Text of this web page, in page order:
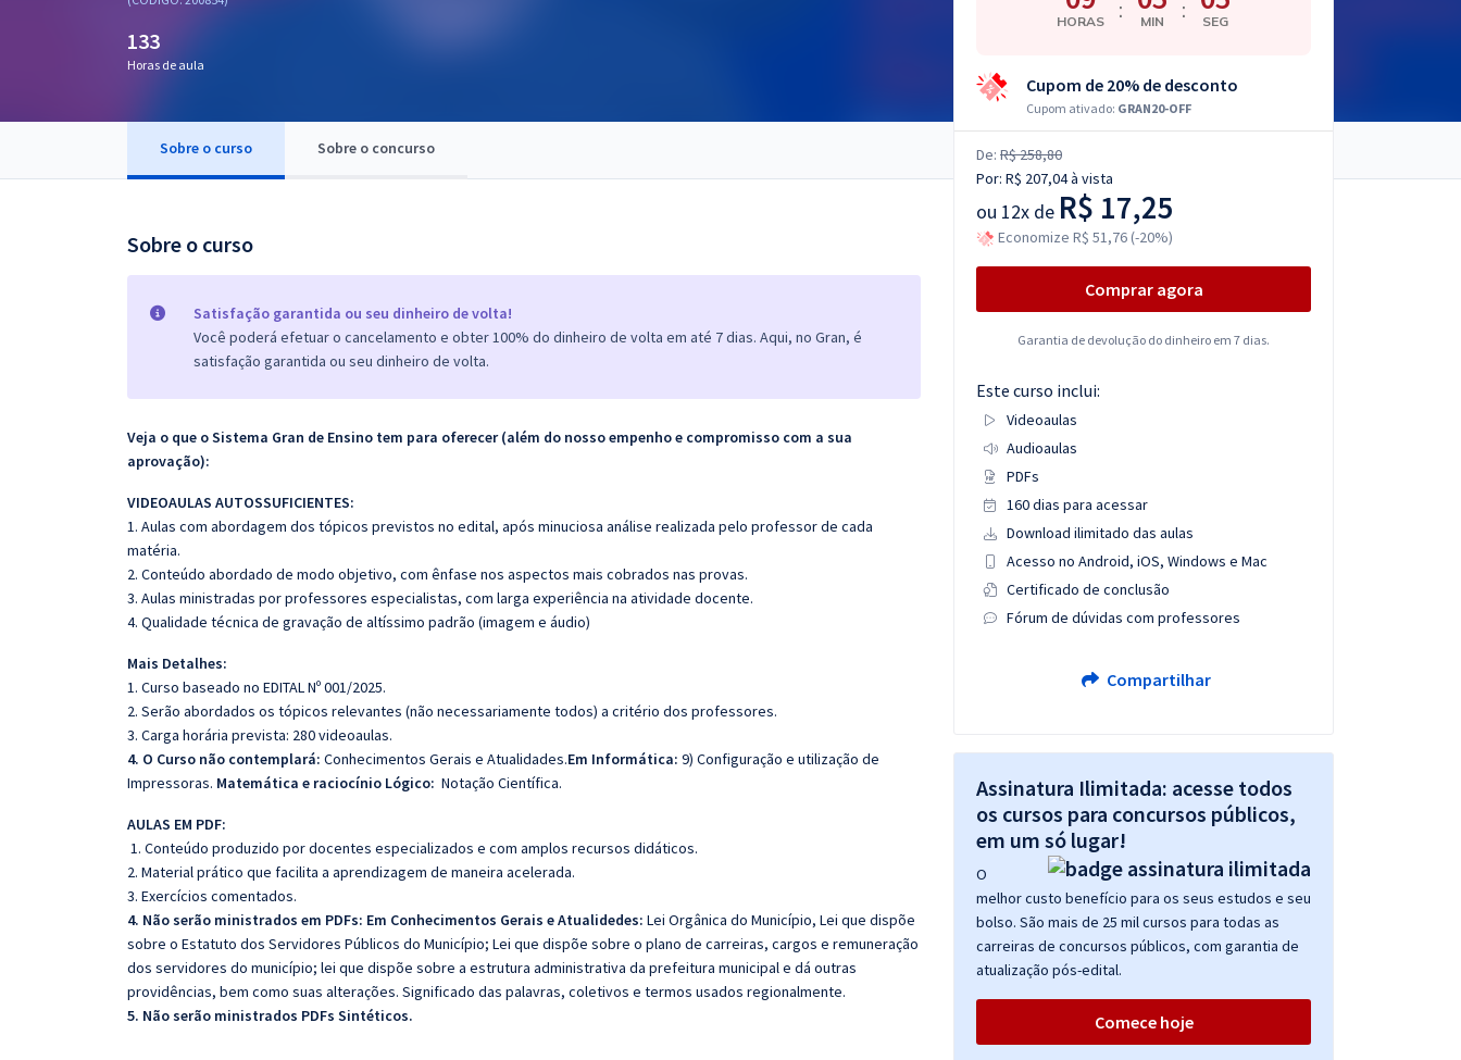
OAB
133
Horas de aula
Sobre o curso Sobre o concurso
Sobre o curso
Satisfação garantida ou seu dinheiro de volta!
Você poderá efetuar o cancelamento e obter 100% do dinheiro de volta em até 7 dias. Aqui, no Gran, é
satisfação garantida ou seu dinheiro de volta.
Veja o que o Sistema Gran de Ensino tem para oferecer (além do nosso empenho e compromisso com a sua
aprovação):
VIDEOAULAS AUTOSSUFICIENTES:
1. Aulas com abordagem dos tópicos previstos no edital, após minuciosa análise realizada pelo professor de cada
matéria.
2. Conteúdo abordado de modo objetivo, com ênfase nos aspectos mais cobrados nas provas.
3. Aulas ministradas por professores especialistas, com larga experiência na atividade docente.
4. Qualidade técnica de gravação de altíssimo padrão (imagem e áudio)
Mais Detalhes:
1. Curso baseado no EDITAL Nº 001/2025.
2. Serão abordados os tópicos relevantes (não necessariamente todos) a critério dos professores.
3. Carga horária prevista: 280 videoaulas.
4. O Curso não contemplará: Conhecimentos Gerais e Atualidades.Em Informática: 9) Configuração e utilização de
Impressoras. Matemática e raciocínio Lógico: Notação Científica.
AULAS EM PDF:
1. Conteúdo produzido por docentes especializados e com amplos recursos didáticos.
2. Material prático que facilita a aprendizagem de maneira acelerada.
3. Exercícios comentados.
4. Não serão ministrados em PDFs: Em Conhecimentos Gerais e Atualidedes: Lei Orgânica do Município, Lei que dispõe
sobre o Estatuto dos Servidores Públicos do Município; Lei que dispõe sobre o plano de carreiras, cargos e remuneração
dos servidores do município; lei que dispõe sobre a estrutura administrativa da prefeitura municipal e dá outras
providências, bem como suas alterações. Significado das palavras, coletivos e termos usados regionalmente.
5. Não serão ministrados PDFs Sintéticos.
HORAS : MIN : SEG
Cupom de 20% de desconto
Cupom ativado: GRAN20-OFF
De: R$ 258,80
Por: R$ 207,04à vista
ou 12x de R$ 17,25
Economize R$ 51,76 (-20%)
Comprar agora
Garantia de devolução do dinheiro em 7 dias.
Este curso inclui:
Videoaulas
Audioaulas
PDFs
160 dias para acessar
Download ilimitado das aulas
Acesso no Android, iOS, Windows e Mac
Certificado de conclusão
Fórum de dúvidas com professores
Compartilhar
Assinatura Ilimitada: acesse todos
os cursos para concursos públicos,
em um só lugar!
O
melhor custo benefício para os seus estudos e seu
bolso. São mais de 25 mil cursos para todas as
carreiras de concursos públicos, com garantia de
atualização pós-edital.
Comece hoje